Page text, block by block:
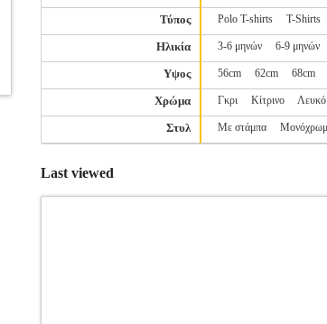
Τύπος Polo T-shirts T-Shirts
Ηλικία 3-6 μηνών 6-9 μηνών
Υψος 56cm 62cm 68cm
Χρώμα Γκρι Κίτρινο Λευκό
Στυλ Με στάμπα
Last viewed